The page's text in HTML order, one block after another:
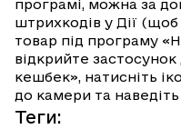
програмі, можна за
штрихкодів у Дії (щоб
товар під програму
відкрийте застосунок
кешбек», натисніть
до камери та
Теги: